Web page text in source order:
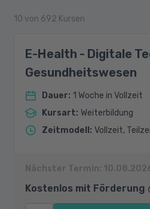
10 von 692 Kursen
E-Health - Digitale
Gesundheitswesen
Dauer: 1 Woche in Vollzeit
Kursart: Weiterbildung
Zeitmodell : Vollzeit,
Nächster Termin:
Kostenlos mit Förderung